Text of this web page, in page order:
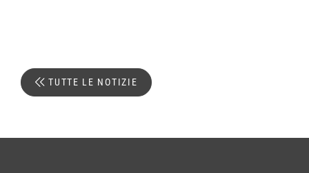
TUTTE LE NOTIZIE